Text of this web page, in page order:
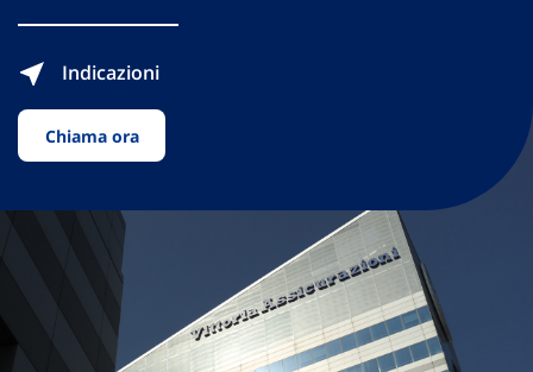
Indicazioni
Chiama ora